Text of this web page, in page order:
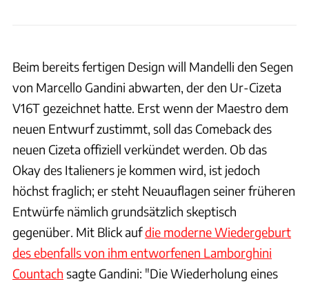
Beim bereits fertigen Design will Mandelli den Segen
von Marcello Gandini abwarten, der den Ur-Cizeta
V16T gezeichnet hatte. Erst wenn der Maestro dem
neuen Entwurf zustimmt, soll das Comeback des
neuen Cizeta offiziell verkündet werden. Ob das
Okay des Italieners je kommen wird, ist jedoch
höchst fraglich; er steht Neuauflagen seiner früheren
Entwürfe nämlich grundsätzlich skeptisch
gegenüber. Mit Blick aufdie moderne Wiedergeburt
des ebenfalls von ihm entworfenen Lamborghini
Countach sagte Gandini: "Die Wiederholung eines